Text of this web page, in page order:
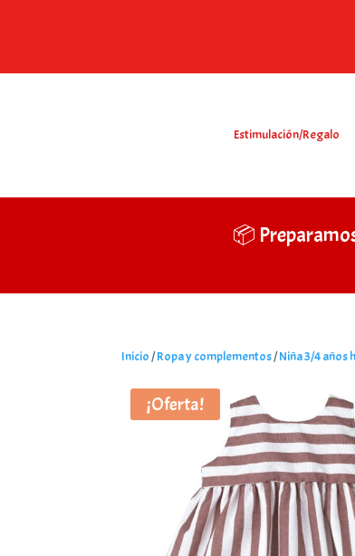
Estimulación/Regalo
📦
Inicio/Ropa y complementos/Niña 3/4 años
¡Oferta!